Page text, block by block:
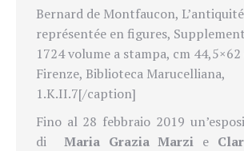
Bernard de Montfaucon,
représentée en figures,
1724 volume a stampa, cm
Firenze, Biblioteca Marucelliana,
1.K.II.7[/caption]
Fino al 28 febbraio 2019
di Maria Grazia Marzi e